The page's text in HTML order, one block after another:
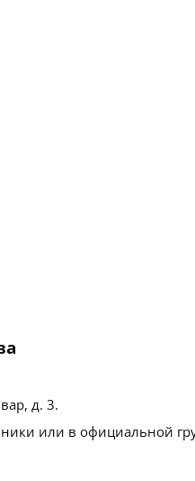
д. 3.
или в официальной